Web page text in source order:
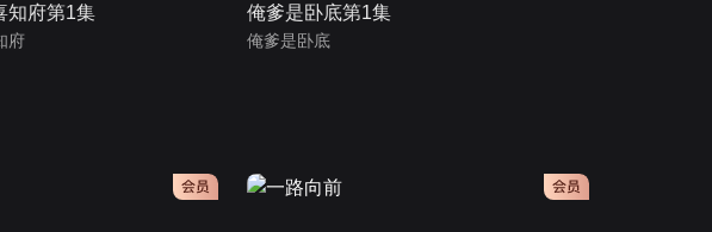
知府第1集
府
俺爹是卧底第1集
俺爹是卧底
会员